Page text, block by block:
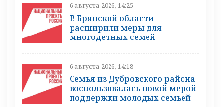
6 августа 2026, 14:25
В Брянской области
расширили меры для
многодетных семей
6 августа 2026, 14:18
Семья из Дубровского района
воспользовалась новой мерой
поддержки молодых семьей